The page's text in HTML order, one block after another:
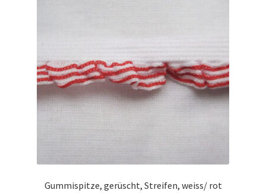
Gummispitze, gerüscht, Streifen, weiss/ rot